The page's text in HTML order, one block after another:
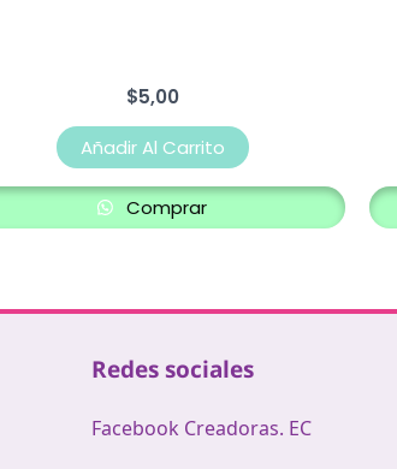
$5,00
Añadir Al Carrito
Comprar
Redes sociales
Facebook Creadoras. EC